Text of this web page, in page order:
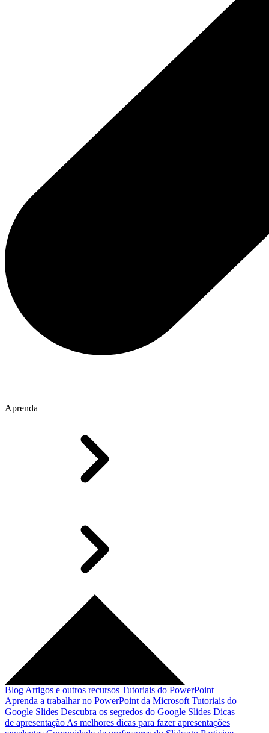
Aprenda
Blog Artigos e outros recursos Tutoriais do PowerPoint
Aprenda a trabalhar no PowerPoint da Microsoft Tutoriais do
Google Slides Descubra os segredos do Google Slides Dicas
de apresentação As melhores dicas para fazer apresentações